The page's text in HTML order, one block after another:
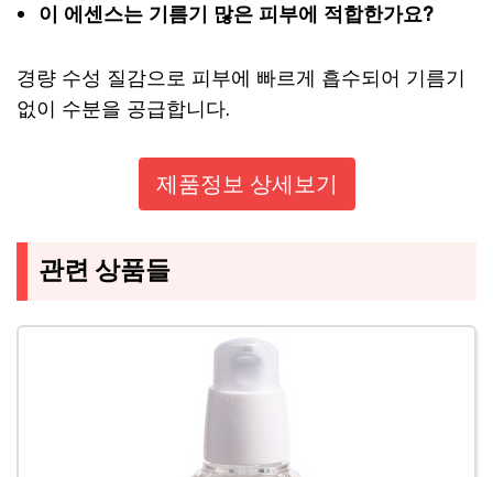
이 에센스는 기름기 많은 피부에 적합한가요?
경량 수성 질감으로 피부에 빠르게 흡수되어 기름기
없이 수분을 공급합니다.
제품정보 상세보기
관련 상품들